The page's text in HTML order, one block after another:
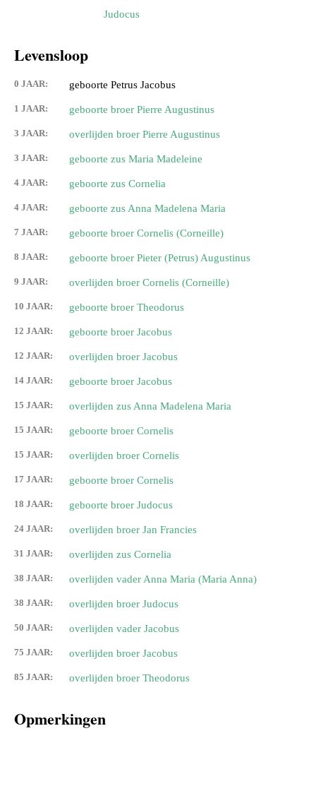
Judocus
Levensloop
0 JAAR: geboorte Petrus Jacobus
1 JAAR: geboorte broer Pierre Augustinus
3 JAAR: overlijden broer Pierre Augustinus
3 JAAR: geboorte zus Maria Madeleine
4 JAAR: geboorte zus Cornelia
4 JAAR: geboorte zus Anna Madelena Maria
7 JAAR: geboorte broer Cornelis (Corneille)
8 JAAR: geboorte broer Pieter (Petrus) Augustinus
9 JAAR: overlijden broer Cornelis (Corneille)
10 JAAR: geboorte broer Theodorus
12 JAAR: geboorte broer Jacobus
12 JAAR: overlijden broer Jacobus
14 JAAR: geboorte broer Jacobus
15 JAAR: overlijden zus Anna Madelena Maria
15 JAAR: geboorte broer Cornelis
15 JAAR: overlijden broer Cornelis
17 JAAR: geboorte broer Cornelis
18 JAAR: geboorte broer Judocus
24 JAAR: overlijden broer Jan Francies
31 JAAR: overlijden zus Cornelia
38 JAAR: overlijden vader Anna Maria (Maria Anna)
38 JAAR: overlijden broer Judocus
50 JAAR: overlijden vader Jacobus
75 JAAR: overlijden broer Jacobus
85 JAAR: overlijden broer Theodorus
Opmerkingen